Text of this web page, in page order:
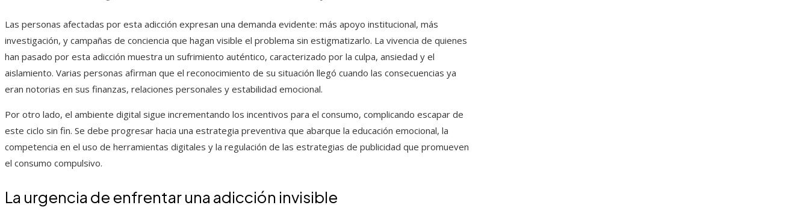
Las personas afectadas por esta adicción expresan una demanda evidente: más apoyo institucional, más
investigación, y campañas de conciencia que hagan visible el problema sin estigmatizarlo. La vivencia de quienes
han pasado por esta adicción muestra un sufrimiento auténtico, caracterizado por la culpa, ansiedad y el
aislamiento. Varias personas afirman que el reconocimiento de su situación llegó cuando las consecuencias ya
eran notorias en sus finanzas, relaciones personales y estabilidad emocional.
Por otro lado, el ambiente digital sigue incrementando los incentivos para el consumo, complicando escapar de
este ciclo sin fin. Se debe progresar hacia una estrategia preventiva que abarque la educación emocional, la
competencia en el uso de herramientas digitales y la regulación de las estrategias de publicidad que promueven
el consumo compulsivo.
La urgencia de enfrentar una adicción invisible